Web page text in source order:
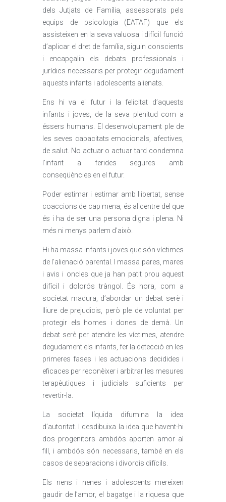
dels Jutjats de Família, assessorats pels
equips de psicologia (EATAF) que els
assisteixen en la seva valuosa i difícil funció
d’aplicar el dret de família, siguin conscients
i encapçalin els debats professionals i
jurídics necessaris per protegir degudament
aquests infants i adolescents alienats.
Ens hi va el futur i la felicitat d’aquests
infants i joves, de la seva plenitud com a
éssers humans. El desenvolupament ple de
les seves capacitats emocionals, afectives,
de salut. No actuar o actuar tard condemna
l’infant a ferides segures amb
conseqüències en el futur.
Poder estimar i estimar amb llibertat, sense
coaccions de cap mena, és al centre del que
és i ha de ser una persona digna i plena. Ni
més ni menys parlem d’això.
Hi ha massa infants i joves que són víctimes
de l’alienació parental. I massa pares, mares
i avis i oncles que ja han patit prou aquest
difícil i dolorós tràngol. És hora, com a
societat madura, d’abordar un debat serè i
lliure de prejudicis, però ple de voluntat per
protegir els homes i dones de demà. Un
debat serè per atendre les víctimes, atendre
degudament els infants, fer la detecció en les
primeres fases i les actuacions decidides i
eficaces per reconèixer i arbitrar les mesures
terapèutiques i judicials suficients per
revertir-la.
La societat líquida difumina la idea
d’autoritat. I desdibuixa la idea que havent-hi
dos progenitors ambdós aporten amor al
fill, i ambdós són necessaris, també en els
casos de separacions i divorcis difícils.
Els nens i nenes i adolescents mereixen
gaudir de l’amor, el bagatge i la riquesa que